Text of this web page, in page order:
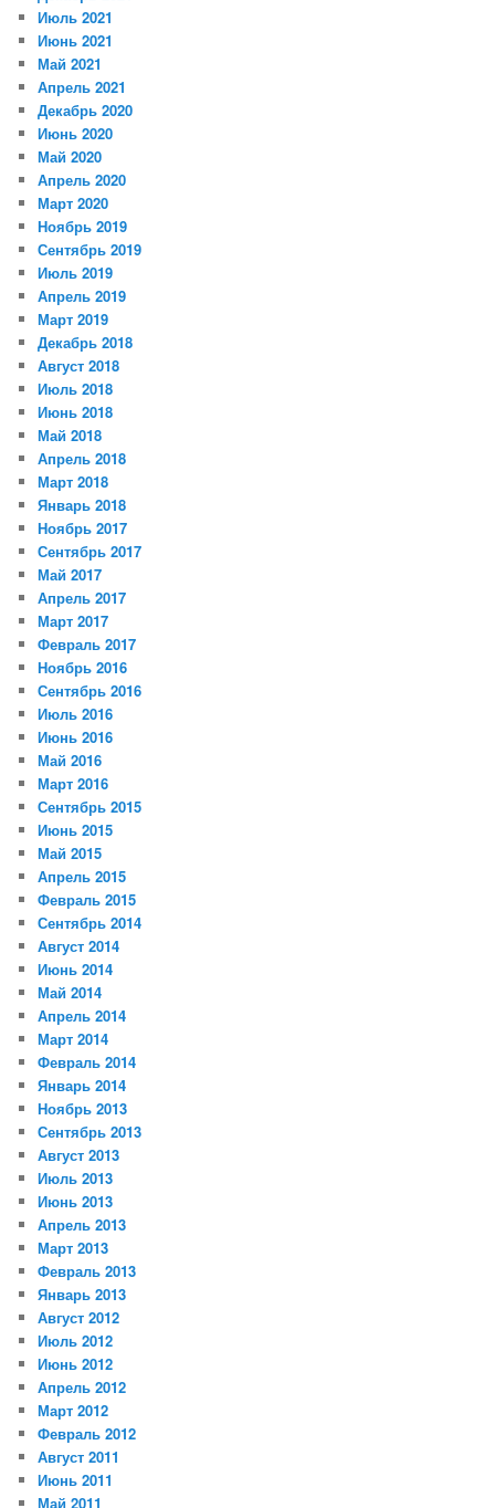
Июль 2021
Июнь 2021
Май 2021
Апрель 2021
Декабрь 2020
Июнь 2020
Май 2020
Апрель 2020
Март 2020
Ноябрь 2019
Сентябрь 2019
Июль 2019
Апрель 2019
Март 2019
Декабрь 2018
Август 2018
Июль 2018
Июнь 2018
Май 2018
Апрель 2018
Март 2018
Январь 2018
Ноябрь 2017
Сентябрь 2017
Май 2017
Апрель 2017
Март 2017
Февраль 2017
Ноябрь 2016
Сентябрь 2016
Июль 2016
Июнь 2016
Май 2016
Март 2016
Сентябрь 2015
Июнь 2015
Май 2015
Апрель 2015
Февраль 2015
Сентябрь 2014
Август 2014
Июнь 2014
Май 2014
Апрель 2014
Март 2014
Февраль 2014
Январь 2014
Ноябрь 2013
Сентябрь 2013
Август 2013
Июль 2013
Июнь 2013
Апрель 2013
Март 2013
Февраль 2013
Январь 2013
Август 2012
Июль 2012
Июнь 2012
Апрель 2012
Март 2012
Февраль 2012
Август 2011
Июнь 2011
Май 2011